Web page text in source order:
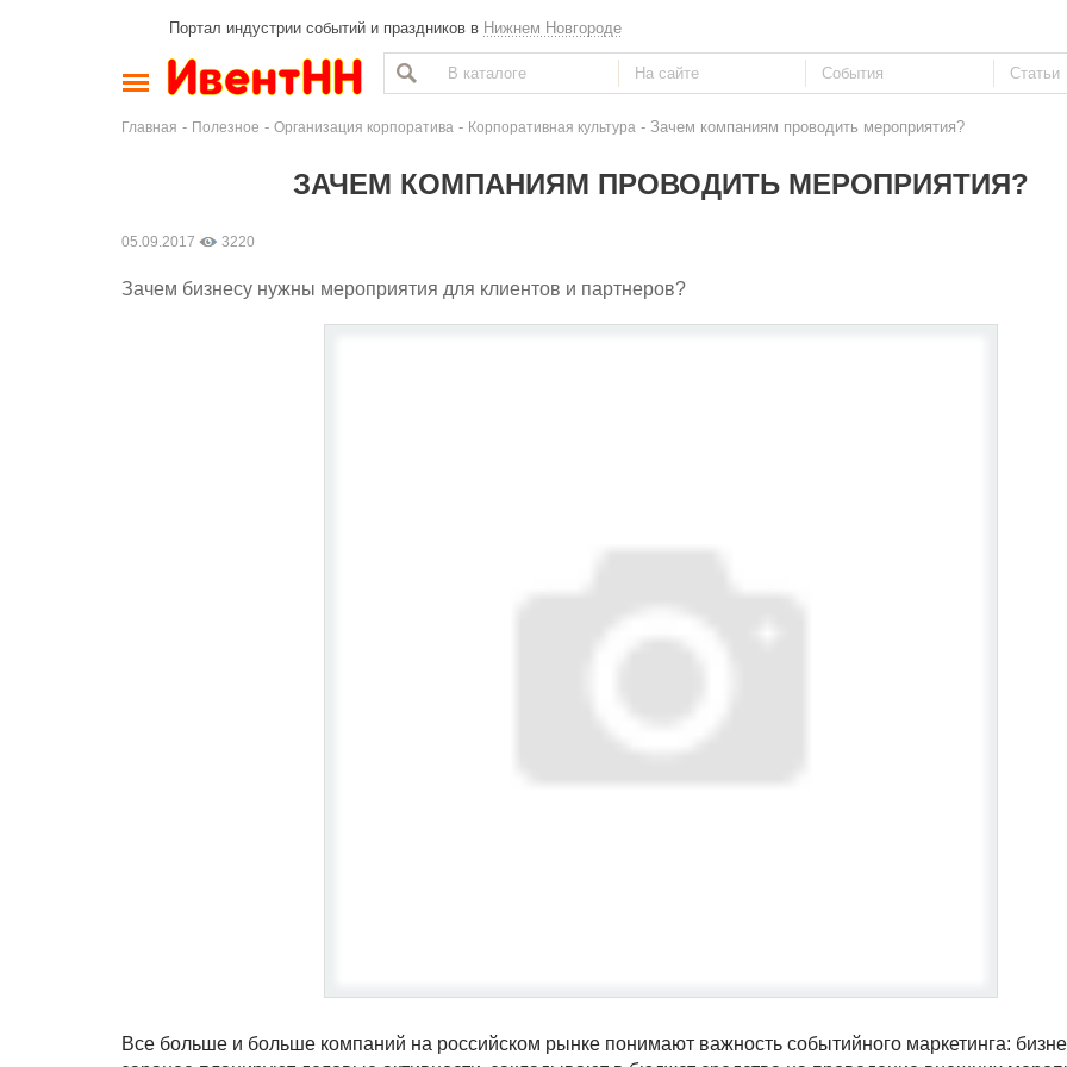
Портал индустрии событий и праздников в Нижнем Новгороде
Главная - Полезное - Организация корпоратива - Корпоративная культура - Зачем компаниям проводить мероприятия?
ЗАЧЕМ КОМПАНИЯМ ПРОВОДИТЬ МЕРОПРИЯТИЯ?
05.09.2017 3220
Зачем бизнесу нужны мероприятия для клиентов и партнеров?
Все больше и больше компаний на российском рынке понимают важность событийного маркетинга: